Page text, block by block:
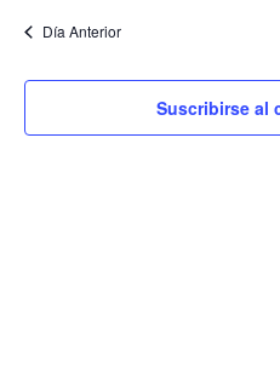
2025
fecha.
Día Anterior
Suscribirse al